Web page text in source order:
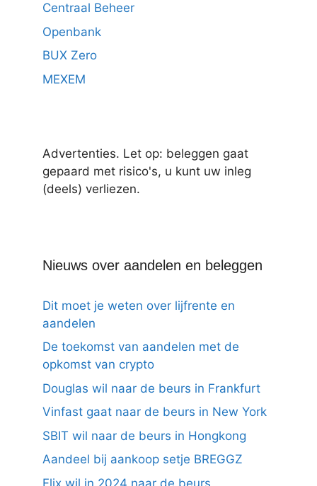
Centraal Beheer
Openbank
BUX Zero
MEXEM
Advertenties. Let op: beleggen gaat
gepaard met risico's, u kunt uw inleg
(deels) verliezen.
Nieuws over aandelen en beleggen
Dit moet je weten over lijfrente en
aandelen
De toekomst van aandelen met de
opkomst van crypto
Douglas wil naar de beurs in Frankfurt
Vinfast gaat naar de beurs in New York
SBIT wil naar de beurs in Hongkong
Aandeel bij aankoop setje BREGGZ
Flix wil in 2024 naar de beurs